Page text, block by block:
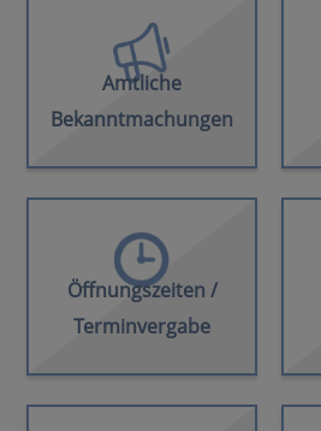
Amtliche
Bekanntmachungen
Öffnungszeiten /
Terminvergabe